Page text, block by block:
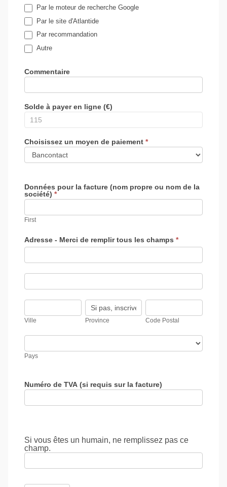
Par le moteur de recherche Google
Par le site d'Atlantide
Par recommandation
Autre
Commentaire
Solde à payer en ligne (€)
Choisissez un moyen de paiement *
Données pour la facture (nom propre ou nom de la
société) *
First
Adresse - Merci de remplir tous les champs *
Adresse
de
tous
les
Adresse
de
tous
les
champs
Ville
Ville
Province
Province
Code
Code Postal
Pays
Pays
Numéro de TVA (si requis sur la facture)
Si vous êtes un humain, ne remplissez pas ce
champ.